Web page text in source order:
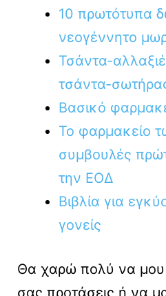
10 πρωτότυπα
νεογέννητο
Τσάντα-
τσάντα-
Βασικό
Το φαρμακείο
συμβουλές
την ΕΟΔ
Βιβλία για
γονείς
Θα χαρώ πολύ να μου